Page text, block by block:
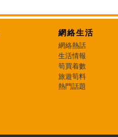
網絡生活
網絡熱話
生活情報
筍買着數
旅遊筍料
熱門話題